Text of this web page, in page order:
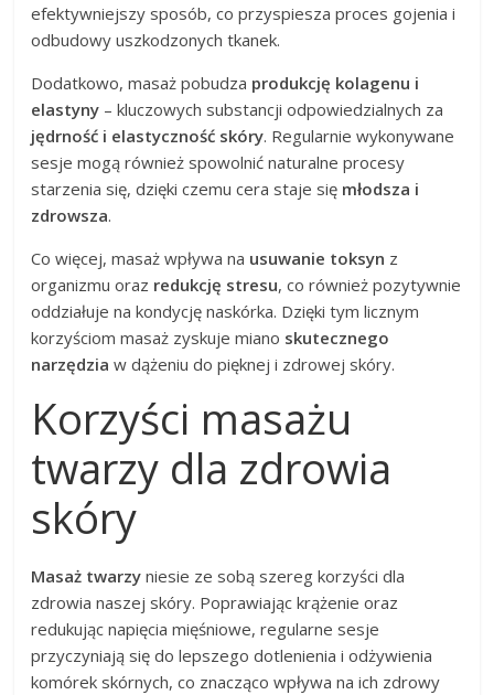
efektywniejszy sposób, co przyspiesza proces gojenia i
odbudowy uszkodzonych tkanek.
Dodatkowo, masaż pobudza produkcję kolagenu i
elastyny – kluczowych substancji odpowiedzialnych za
jędrność i elastyczność skóry. Regularnie wykonywane
sesje mogą również spowolnić naturalne procesy
starzenia się, dzięki czemu cera staje się młodsza i
zdrowsza.
Co więcej, masaż wpływa na usuwanie toksyn z
organizmu oraz redukcję stresu, co również pozytywnie
oddziałuje na kondycję naskórka. Dzięki tym licznym
korzyściom masaż zyskuje miano skutecznego
narzędzia w dążeniu do pięknej i zdrowej skóry.
Korzyści masażu
twarzy dla zdrowia
skóry
Masaż twarzy niesie ze sobą szereg korzyści dla
zdrowia naszej skóry. Poprawiając krążenie oraz
redukując napięcia mięśniowe, regularne sesje
przyczyniają się do lepszego dotlenienia i odżywienia
komórek skórnych, co znacząco wpływa na ich zdrowy